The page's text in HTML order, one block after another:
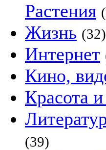
Растения
Жизнь (32)
Интернет
Кино,
Красота
(39)